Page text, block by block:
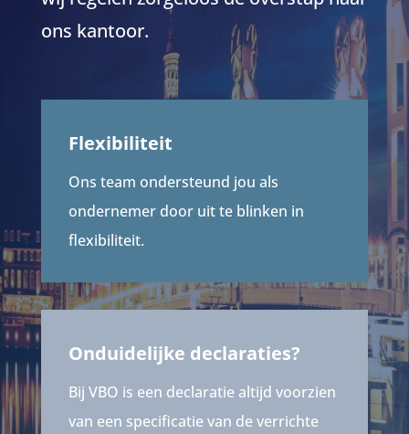
ons kantoor.
Flexibiliteit
Ons team ondersteund jou als
ondernemer door uit te blinken in
flexibiliteit.
Onduidelijke declaraties?
Bij VBO is een declaratie altijd voorzien
van een specificatie van de verrichte